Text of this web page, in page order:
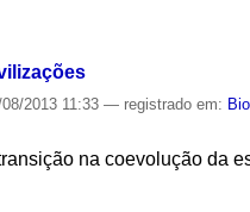
08/2013 11:33— registrado em:
na coevolução da